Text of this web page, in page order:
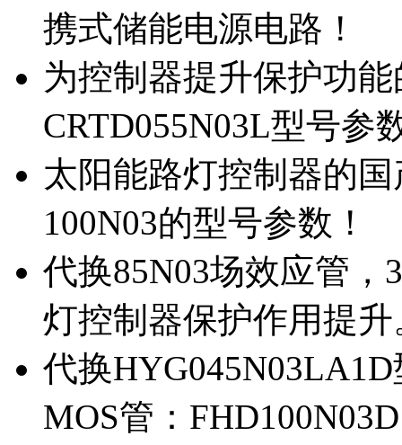
携式储能电源电路！
为控制器提升保护功
CRTD055N03L型号参
太阳能路灯控制器的
100N03的型号参数！
代换85N03场效应管
灯控制器保护作用提升
代换
MOS管：